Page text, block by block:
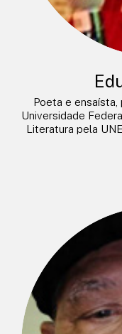
Poeta e ensaísta,
Universidade
Literatura pela